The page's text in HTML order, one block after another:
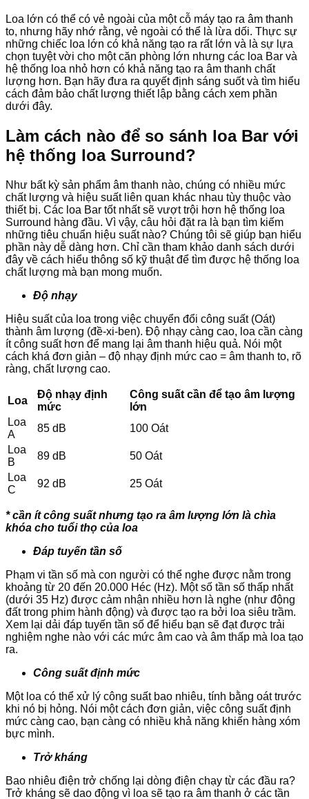
Loa lớn có thể có vẻ ngoài của một cỗ máy tạo ra âm thanh
to, nhưng hãy nhớ rằng, vẻ ngoài có thể là lừa dối. Thực sự
những chiếc loa lớn có khả năng tạo ra rất lớn và là sự lựa
chọn tuyệt vời cho một căn phòng lớn nhưng các loa Bar và
hệ thống loa nhỏ hơn có khả năng tạo ra âm thanh chất
lượng hơn. Bạn hãy đưa ra quyết định sáng suốt và tìm hiểu
cách đảm bảo chất lượng thiết lập bằng cách xem phần
dưới đây.
Làm cách nào để so sánh loa Bar với
hệ thống loa Surround?
Như bất kỳ sản phẩm âm thanh nào, chúng có nhiều mức
chất lượng và hiệu suất liên quan khác nhau tùy thuộc vào
thiết bị. Các loa Bar tốt nhất sẽ vượt trội hơn hệ thống loa
Surround hàng đầu. Vì vậy, câu hỏi đặt ra là bạn tìm kiếm
những tiêu chuẩn hiệu suất nào? Chúng tôi sẽ giúp bạn hiểu
phần này dễ dàng hơn. Chỉ cần tham khảo danh sách dưới
đây về cách hiểu thông số kỹ thuật để tìm được hệ thống loa
chất lượng mà bạn mong muốn.
Độ nhạy
Hiệu suất của loa trong việc chuyển đổi công suất (Oát)
thành âm lượng (đề-xi-ben). Độ nhạy càng cao, loa cần càng
ít công suất hơn để mang lại âm thanh hiệu quả. Nói một
cách khá đơn giản – độ nhạy định mức cao = âm thanh to, rõ
ràng, chất lượng cao.
Loa
Độ nhạy định
mức
Công suất cần để tạo âm lượng
lớn
Loa
A
85 dB
100 Oát
Loa
B
89 dB
50 Oát
Loa
C
92 dB 25 Oát
* cần ít công suất nhưng tạo ra âm lượng lớn là chìa
khóa cho tuổi thọ của loa
Đáp tuyến tần số
Phạm vi tần số mà con người có thể nghe được nằm trong
khoảng từ 20 đến 20.000 Héc (Hz). Một số tần số thấp nhất
(dưới 35 Hz) được cảm nhận nhiều hơn là nghe (như động
đất trong phim hành động) và được tạo ra bởi loa siêu trầm.
Xem lại dải đáp tuyến tần số để hiểu bạn sẽ đạt được trải
nghiệm nghe nào với các mức âm cao và âm thấp mà loa tạo
ra.
Công suất định mức
Một loa có thể xử lý công suất bao nhiêu, tính bằng oát trước
khi nó bị hỏng. Nói một cách đơn giản, việc công suất định
mức càng cao, bạn càng có nhiều khả năng khiến hàng xóm
bực mình.
Trởkháng
Bao nhiêu điện trở chống lại dòng điện chạy từ các đầu ra?
Trở kháng sẽ dao động vì loa sẽ tạo ra âm thanh ở các tần